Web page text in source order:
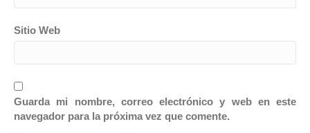
Sitio Web
Guarda mi nombre, correo electrónico y web en este
navegador para la próxima vez que comente.